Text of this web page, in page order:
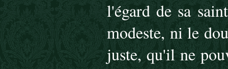
l'égard de sa
modeste, ni le
juste, qu'il ne